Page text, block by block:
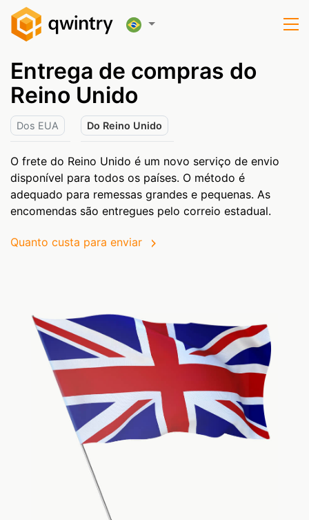
Entrega de compras do
Reino Unido
Dos EUA Do Reino Unido
O frete do Reino Unido é um novo serviço de envio
disponível para todos os países. O método é
adequado para remessas grandes e pequenas. As
encomendas são entregues pelo correio estadual.
Quanto custa para enviar